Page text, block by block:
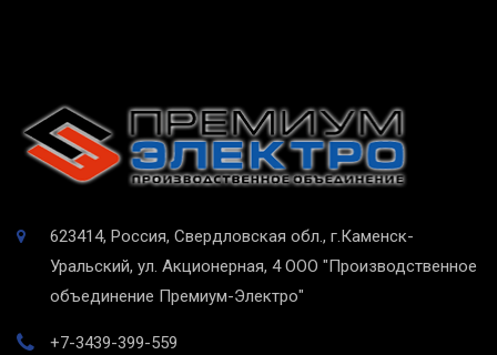
623414, Россия, Свердловская обл., г.Каменск-
Уральский, ул. Акционерная, 4 ООО "Производственное
объединение Премиум-Электро"
+7-3439-399-559